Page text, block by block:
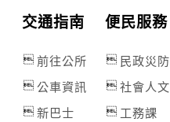
交通指南
前往公所
公車資訊
新巴士
便民服務
民政災
社會人
工務課